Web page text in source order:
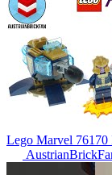
Lego Marvel 76170